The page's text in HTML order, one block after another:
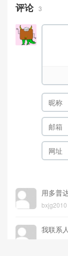
评论 3
用多普
bxjg2010
我联系